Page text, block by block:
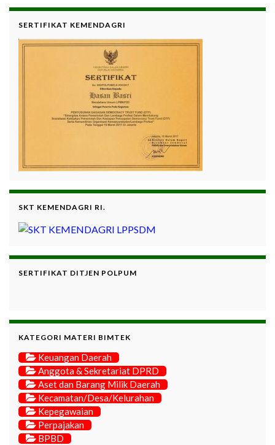
SERTIFIKAT KEMENDAGRI
SKT KEMENDAGRI RI.
SERTIFIKAT DITJEN POLPUM
KATEGORI MATERI BIMTEK
Keuangan Daerah
Anggota & Sekretariat DPRD
Aset dan Barang Milik Daerah
Kecamatan/Desa/Kelurahan
Kepegawaian
Perpajakan
BPBD